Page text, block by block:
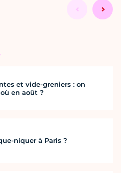
et vide-greniers : on
en août ?
niquer à Paris ?